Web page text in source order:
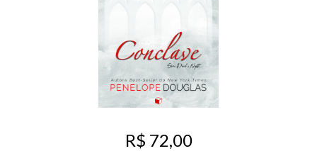
R$ 72,00